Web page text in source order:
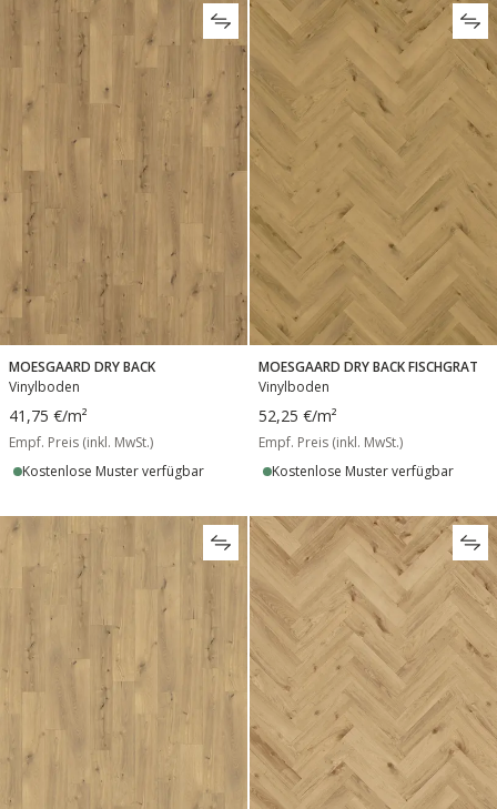
MOESGAARD DRY BACK
Vinylboden
41,75 €/m²
Empf. Preis (inkl. MwSt.)
Kostenlose Muster verfügbar
MOESGAARD DRY BACK FISCHGRAT
Vinylboden
52,25 €/m²
Empf. Preis (inkl. MwSt.)
Kostenlose Muster verfügbar